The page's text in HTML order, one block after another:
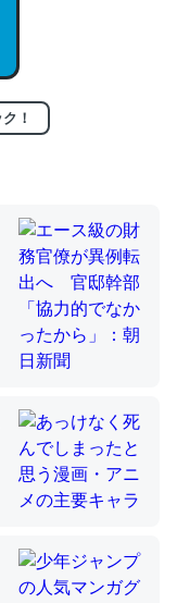
2023/03/27
は回収されないけ
すればするほど分
かった。調べたら
1程度。
！